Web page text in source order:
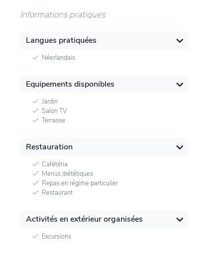
Informations pratiques
Langues pratiquées
Néerlandais
Equipements disponibles
Jardin
Salon TV
Terrasse
Restauration
Cafétéria
Menus diététiques
Repas en régime particulier
Restaurant
Activités en extérieur organisées
Excursions